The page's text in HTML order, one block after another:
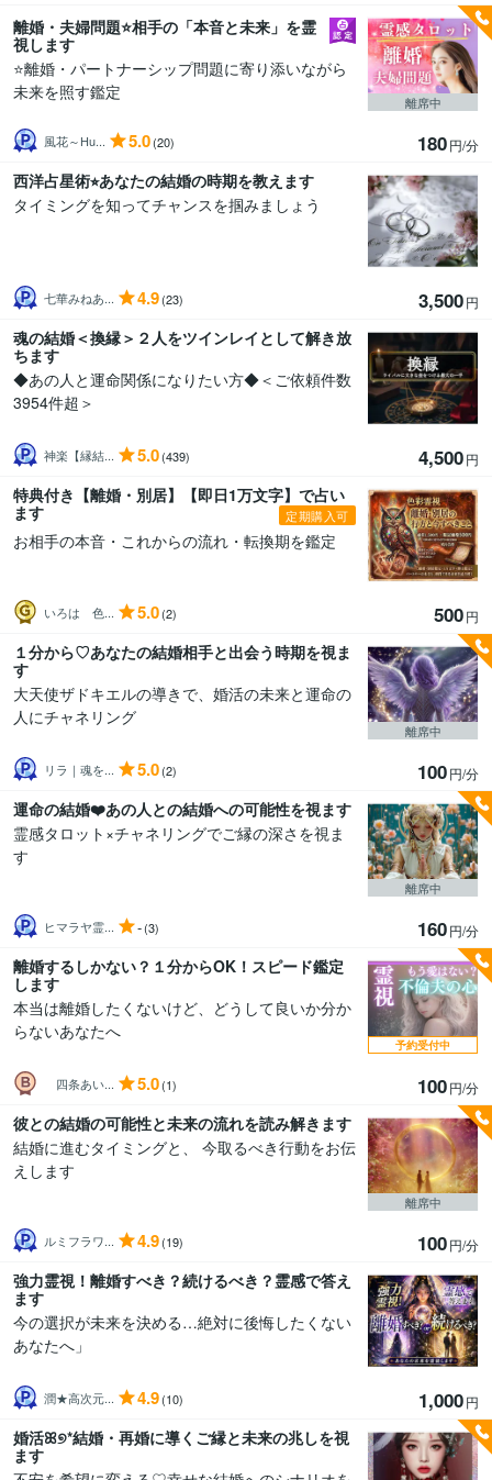
離婚・夫婦問題⭐️相手の「本音と未来」を霊
視します
⭐️離婚・パートナーシップ問題に寄り添いながら
未来を照す鑑定
風花～Hu... 5.0(20) 180円/分
離席中
西洋占星術⭐︎あなたの結婚の時期を教えます
タイミングを知ってチャンスを掴みましょう
七華みねあ... 4.9(23) 3,500円
魂の結婚＜換縁＞２人をツインレイとして解き放
ちます
◆あの人と運命関係になりたい方◆＜ご依頼件数
3954件超＞
神楽【縁結... 5.0(439) 4,500円
特典付き【離婚・別居】【即日1万文字】で占い
ます
定期購入可
お相手の本音・これからの流れ・転換期を鑑定
いろは 色... 5.0(2) 500円
１分から♡あなたの結婚相手と出会う時期を視ま
す
大天使ザドキエルの導きで、婚活の未来と運命の
人にチャネリング
リラ｜魂を... 5.0(2) 100円/分
離席中
運命の結婚❤️あの人との結婚への可能性を視ます
霊感タロット×チャネリングでご縁の深さを視ま
す
ヒマラヤ霊... -(3) 160円/分
離席中
離婚するしかない？１分からOK！スピード鑑定
します
本当は離婚したくないけど、どうして良いか分か
らないあなたへ
四条あい... 5.0(1) 100円/分
予約受付中
彼との結婚の可能性と未来の流れを読み解きます
結婚に進むタイミングと、 今取るべき行動をお伝
えします
ルミフラワ... 4.9(19) 100円/分
離席中
強力霊視！離婚すべき？続けるべき？霊感で答え
ます
今の選択が未来を決める…絶対に後悔したくない
あなたへ」
潤★高次元... 4.9(10) 1,000円
婚活ꕤ୭*結婚・再婚に導くご縁と未来の兆しを視
ます